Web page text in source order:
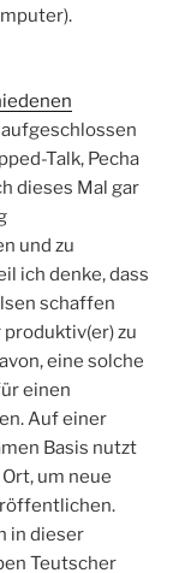
Talk, Pecha
dieses Mal gar
und zu
ich denke, dass
schaffen
produktiv(er) zu
eine solche
einen
Auf einer
Basis nutzt
um neue
in dieser
Teutscher